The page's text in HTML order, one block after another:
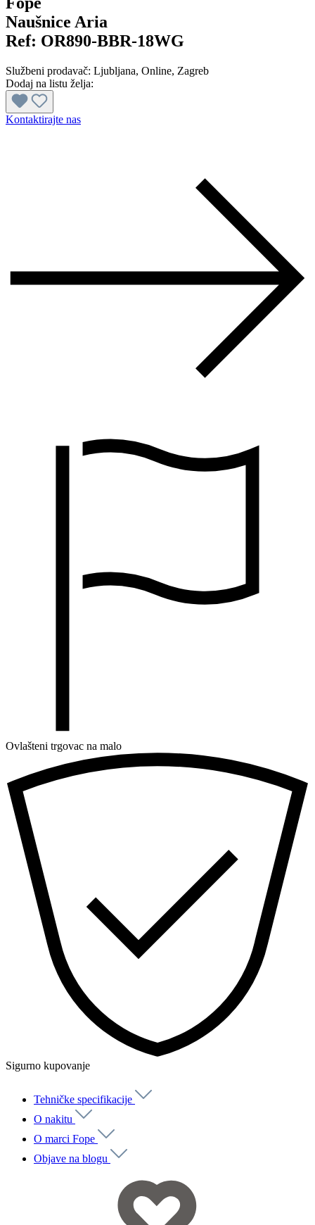
Naušnice Aria
Ref: OR890-BBR-18WG
Službeni prodavač: Ljubljana, Online, Zagreb
Dodaj na listu želja:
Kontaktirajte nas
Ovlašteni trgovac na malo
Sigurno kupovanje
Tehničke specifikacije
O nakitu
O marci Fope
Objave na blogu